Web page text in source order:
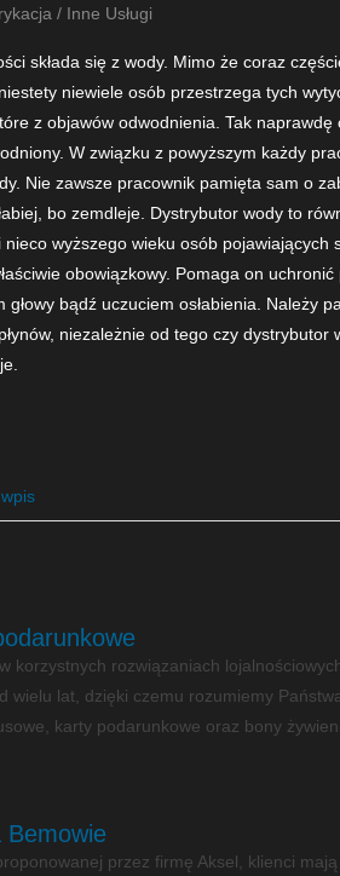
/ Inne Usługi
składa się z wody. Mimo że coraz
niewiele osób przestrzega tych
z objawów odwodnienia. Tak naprawdę
W związku z powyższym każdy
Nie zawsze pracownik pamięta sam o
bo zemdleje. Dystrybutor wody to
wyższego wieku osób pojawiających
obowiązkowy. Pomaga on
bądź uczuciem osłabienia. Należy
niezależnie od tego czy dystrybutor
korzystnych rozwiązaniach
wielu lat, dzięki czemu rozumiemy
karty podarunkowe oraz bony
Bemowie
przez firmę Aksel, klienci